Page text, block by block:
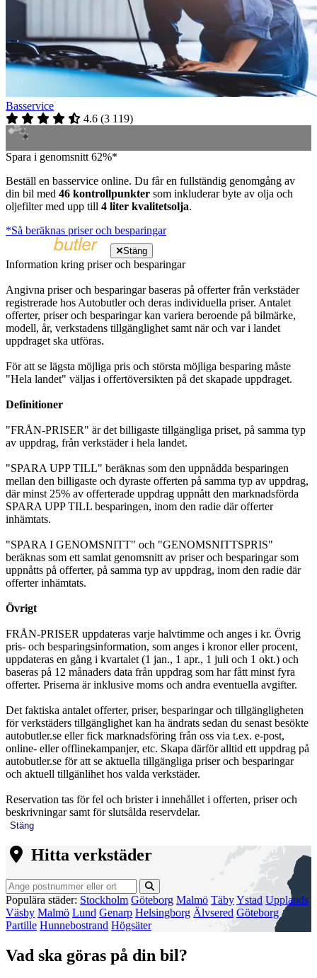
Basservice
4.6 (3 119)
Spara i genomsnitt 62%*
Beställ en basservice online. Du får en fullständig genomgång av
din bil med 46 kontrollpunkter som inkluderar byte av olja och
oljefilter med upp till 4 liter kvalitetsolja.
*Så beräknas priser och besparingar
Stäng
Information kring priser och besparingar
Angivna priser och besparingar baseras på offerter från verkstäder
registrerade hos Autobutler och deras individuella priser. Antalet
offerter, priser och besparingar kan variera beroende på bilmärke,
modell, år, verkstadens tillgänglighet samt när och var i landet
uppdraget ska utföras.
För att se lägsta möjliga pris och största möjliga besparing måste
"Hela landet" väljas i offertöversikten på det skapade uppdraget.
Definitioner
"FRÅN-PRISER" är det billigaste tillgängliga priset, på samma typ
av uppdrag, från verkstäder i hela landet.
"SPARA UPP TILL" beräknas som den uppnådda besparingen
mellan den billigaste och dyraste offerten på samma typ av uppdrag,
där minst 25% av offerterade uppdrag uppnått den marknadsförda
SPARA UPP TILL besparingen, inom den radie där offerter
inhämtats.
"SPARA I GENOMSNITT" och "GENOMSNITTSPRIS"
beräknas som ett samlat genomsnitt av priser och besparingar som
uppnåtts på offerter, på samma typ av uppdrag, inom den radie där
offerter inhämtats.
Övrigt
FRÅN-PRISER uppdateras varje halvtimme och anges i kr. Övrig
pris- och besparingsinformation, som anges i kronor eller procent,
uppdateras en gång i kvartalet (1 jan., 1 apr., 1 juli och 1 okt.) och
baseras på 12 månaders data från uppdrag som har fått minst fyra
offerter. Priserna är inklusive moms och andra eventuella avgifter.
Det faktiska antalet offerter, priser, besparingar och tillgängligheten
för verkstäders tillgänglighet kan ha ändrats sedan du senast besökte
autobutler.se eller fick marknadsföring från oss via t.ex. e-post,
online- eller offlinekampanjer, etc. Skapa därför alltid ett uppdrag på
autobutler.se för att se aktuella tillgängliga priser och besparingar
och aktuell tillgänlihet hos valda verkstäder.
Reservation tas för fel och brister i innehållet i offerten, priser och
beskrivningar samt för slutsålda reservdelar.
Stäng
Hitta verkstäder
Populära städer: Stockholm Göteborg Malmö TäbyYstad Upplands
Väsby Malmö Lund Genarp Helsingborg Älvsered Göteborg
Partille Hunnebostrand Högsäter
Vad ska göras på din bil?